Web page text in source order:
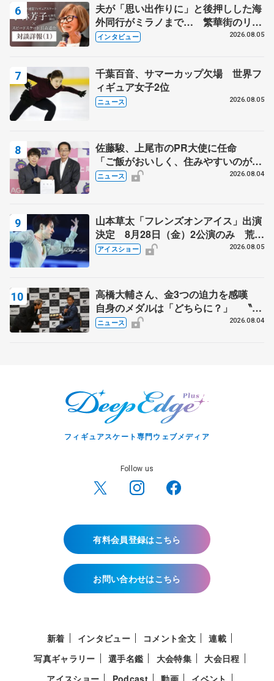
夫が「思い出作りに」と後押しした海
外同行がミラノまで… 繁華街のリン
クでは不良のお兄さんも味方に 小林
インタビュー 2026.08.05
千葉百音、サマーカップ欠場 世界フ
ィギュア女子2位
ニュース 2026.08.05
佐藤駿、上尾市のPR大使に任命
「ご飯がおいしく、住みやすいのが魅
力」
ニュース 2026.08.04
山本草太「フレンズオンアイス」出演
決定 8月28日（金）2公演のみ 荒川
静香さんプロデュース、20周年のアイ
アイスショー 2026.08.05
高橋大輔さん、金3つの迫力を感嘆
自身のメダルは「どちらに？」 〝リ
ス兄弟〟オリンピック3連覇の野村忠
ニュース 2026.08.04
フィギュアスケート専門ウェブメディア
Follow us
有料会員登録はこちら
お問い合わせはこちら
新着 インタビュー コメント全文
連載
写真ギャラリー
選手名鑑 大会特集
大会日程